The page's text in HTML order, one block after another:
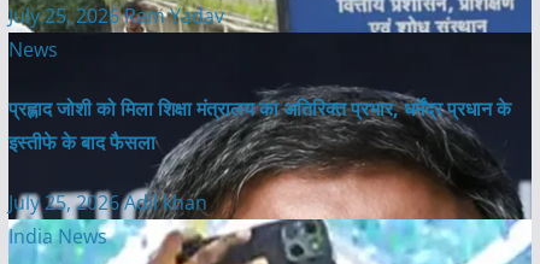
July 25, 2026Ram Yadav
News
प्रह्लाद जोशी को मिला शिक्षा मंत्रालय का अतिरिक्त प्रभार, धर्मेंद्र प्रधान के
इस्तीफे के बाद फैसला
July 25, 2026Adil khan
India News